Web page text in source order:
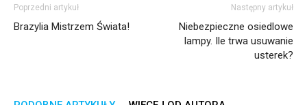
Poprzedni artykuł
Brazylia Mistrzem Świata!
Następny artykuł
Niebezpieczne osiedlowe
lampy. Ile trwa usuwanie
usterek?